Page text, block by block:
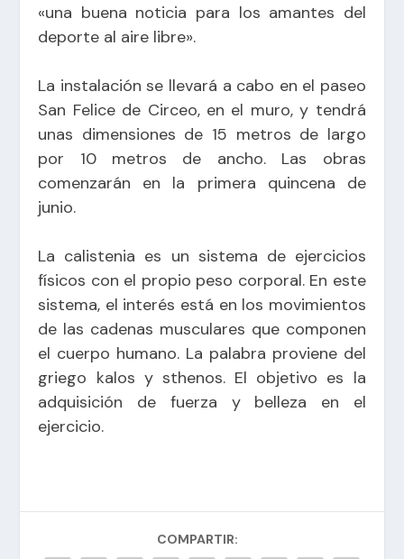
«una buena noticia para los amantes del
deporte al aire libre».
La instalación se llevará a cabo en el paseo
San Felice de Circeo, en el muro, y tendrá
unas dimensiones de 15 metros de largo
por 10 metros de ancho. Las obras
comenzarán en la primera quincena de
junio.
La calistenia es un sistema de ejercicios
físicos con el propio peso corporal. En este
sistema, el interés está en los movimientos
de las cadenas musculares que componen
el cuerpo humano. La palabra proviene del
griego kalos y sthenos. El objetivo es la
adquisición de fuerza y belleza en el
ejercicio.
COMPARTIR: